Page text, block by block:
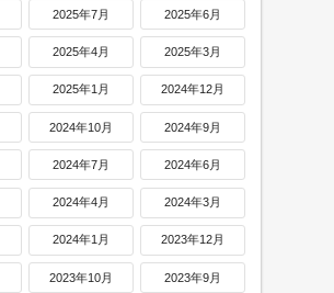
2025年7月 2025年6月
2025年4月 2025年3月
2025年1月 2024年12月
2024年10月 2024年9月
2024年7月 2024年6月
2024年4月 2024年3月
2024年1月 2023年12月
2023年10月 2023年9月